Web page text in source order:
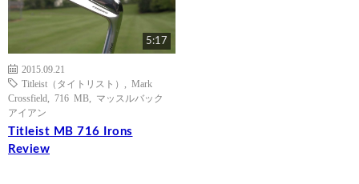
5:17
2015.09.21
Titleist（タイトリスト）
Mark
Crossfield
716 MB
マッスルバック
アイアン
Titleist MB 716 Irons
Review